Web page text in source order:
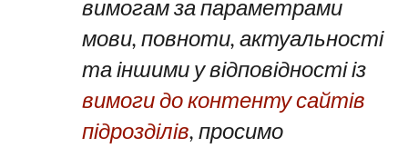
вимогам за параметрами
мови, повноти, актуальності
та іншими у відповідності із
вимоги до контенту сайтів
підрозділів, просимо